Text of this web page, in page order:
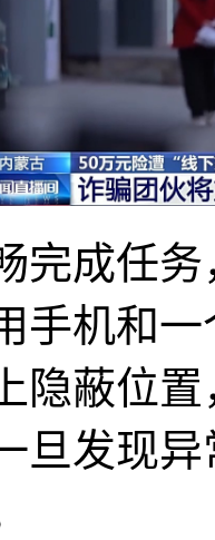
完成任
手机和
隐蔽位
旦发现